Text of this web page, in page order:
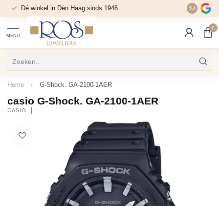
Dé winkel in Den Haag sinds 1946 9.4
MENU
0
Home / G-Shock. GA-2100-1AER
casio G-Shock. GA-2100-1AER
CASIO